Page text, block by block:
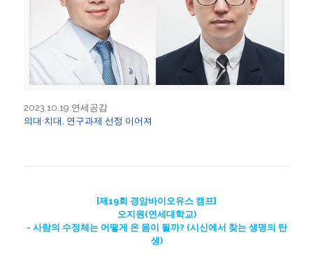
2023.10.19.연세공감
의대·치대, 연구과제 선정 이어져
[제19회 경암바이오유스 캠프]
오지원(연세대학교)
- 사람의 수정체는 어떻게 온 몸이 될까? (시신에서 찾는 생명의 탄
생)